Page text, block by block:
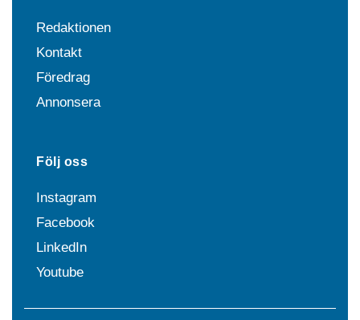
Redaktionen
Kontakt
Föredrag
Annonsera
Följ oss
Instagram
Facebook
LinkedIn
Youtube